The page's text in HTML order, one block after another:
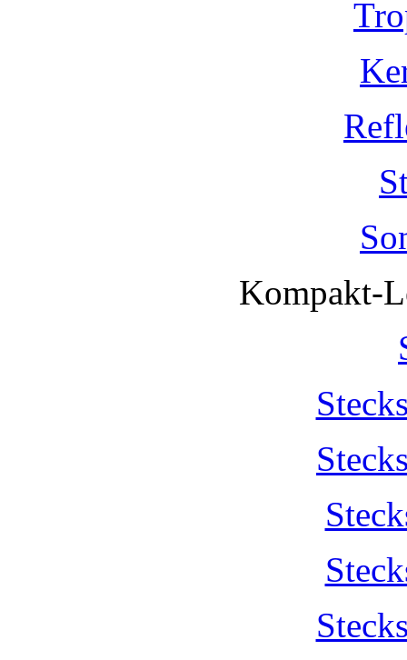
Kompakt-